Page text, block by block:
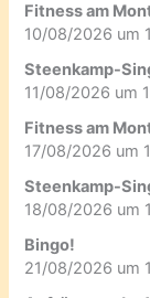
Fitness am
10/08/2026 um
Steenkamp-
11/08/2026 um
Fitness am
17/08/2026 um
Steenkamp-
18/08/2026 um
Bingo!
21/08/2026 um